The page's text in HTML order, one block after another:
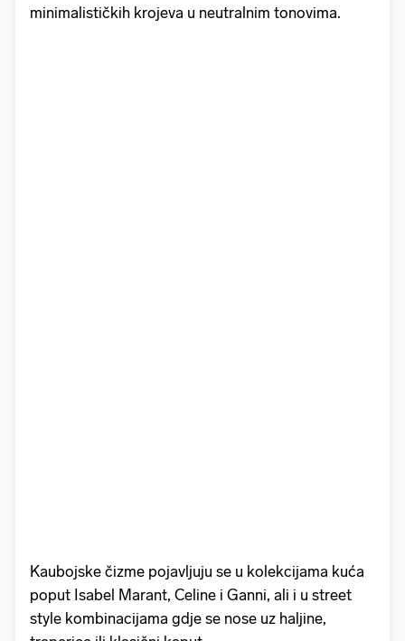
minimalističkih krojeva u neutralnim tonovima.
Kaubojske čizme pojavljuju se u kolekcijama kuća
poput Isabel Marant, Celine i Ganni, ali i u street
style kombinacijama gdje se nose uz haljine,